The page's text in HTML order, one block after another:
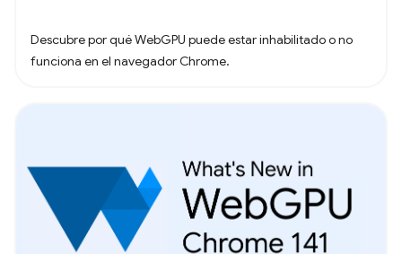
Descubre por qué WebGPU puede estar inhabilitado o no
funciona en el navegador Chrome.